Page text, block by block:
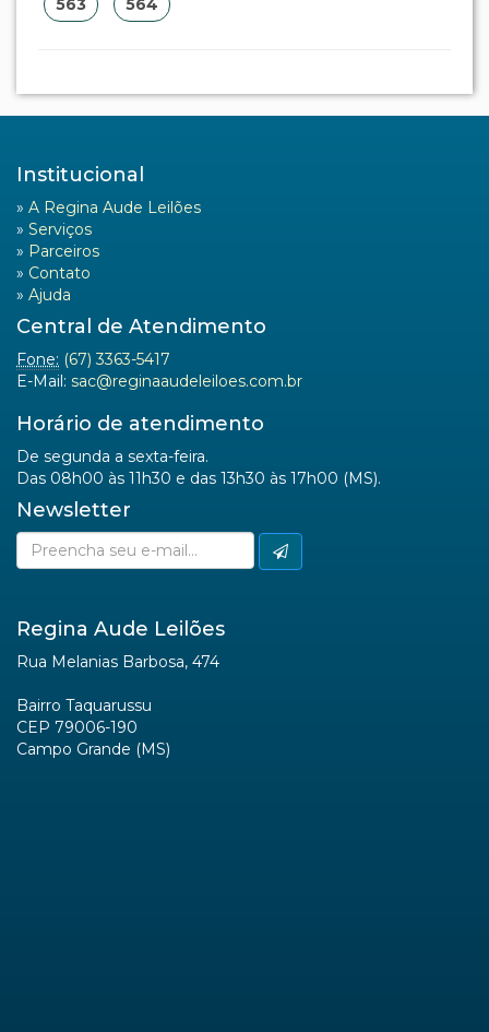
563 564
Institucional
» A Regina Aude Leilões
» Serviços
» Parceiros
» Contato
» Ajuda
Central de Atendimento
Fone: (67) 3363-5417
E-Mail: sac@reginaaudeleiloes.com.br
Horário de atendimento
De segunda a sexta-feira.
Das 08h00 às 11h30 e das 13h30 às 17h00 (MS).
Newsletter
Regina Aude Leilões
Rua Melanias Barbosa, 474
Bairro Taquarussu
CEP 79006-190
Campo Grande (MS)